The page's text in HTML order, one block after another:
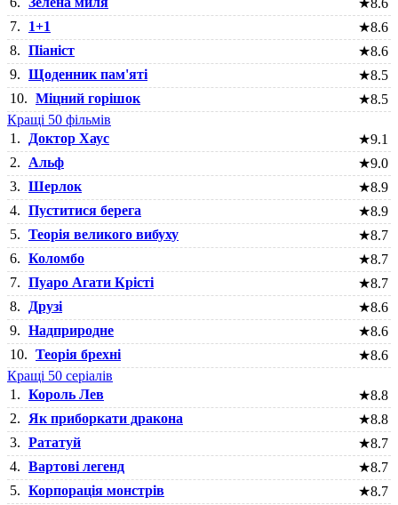
★8.6
7.
1+1 ★8.6
8. Піаніст ★8.6
9. Щоденник пам'яті ★8.5
10. Міцний горішок ★8.5
Кращі 50 фільмів
1.
Доктор Хаус ★9.1
2.
Альф ★9.0
3. Шерлок ★8.9
4. Пуститися берега ★8.9
5. Теорія великого вибуху ★8.7
6. Коломбо ★8.7
7. Пуаро Агати Крісті ★8.7
8.
Друзі ★8.6
9. Надприродне ★8.6
10. Теорія брехні ★8.6
Кращі 50 серіалів
1. Король Лев ★8.8
2.
Як приборкати дракона ★8.8
3. Рататуй ★8.7
4. Вартові легенд ★8.7
5. Корпорація монстрів ★8.7